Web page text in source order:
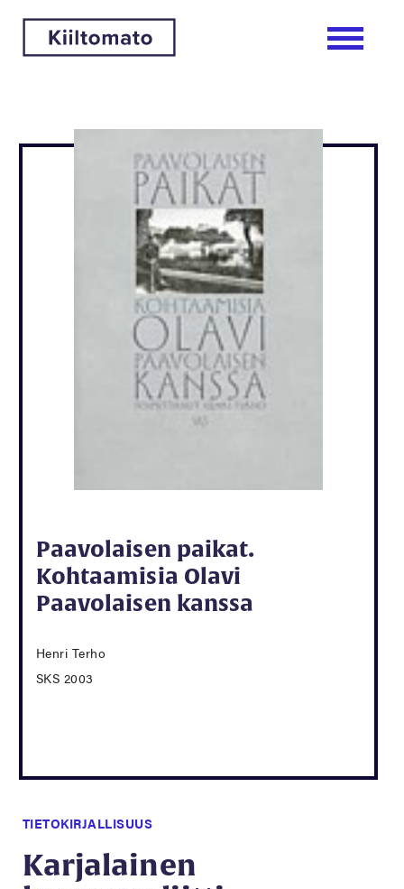
Paavolaisen paikat.
Kohtaamisia Olavi
Paavolaisen kanssa
Henri Terho
SKS 2003
TIETOKIRJALLISUUS
Karjalainen